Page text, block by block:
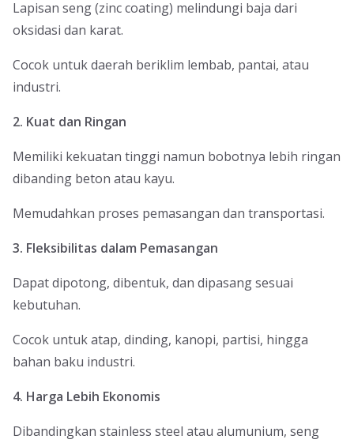
Lapisan seng (zinc coating) melindungi baja dari
oksidasi dan karat.
Cocok untuk daerah beriklim lembab, pantai, atau
industri.
2. Kuat dan Ringan
Memiliki kekuatan tinggi namun bobotnya lebih ringan
dibanding beton atau kayu.
Memudahkan proses pemasangan dan transportasi.
3. Fleksibilitas dalam Pemasangan
Dapat dipotong, dibentuk, dan dipasang sesuai
kebutuhan.
Cocok untuk atap, dinding, kanopi, partisi, hingga
bahan baku industri.
4. Harga Lebih Ekonomis
Dibandingkan stainless steel atau alumunium, seng